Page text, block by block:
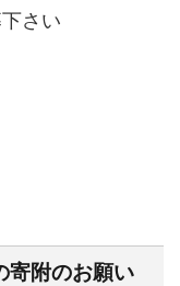
さい
寄附のお願い